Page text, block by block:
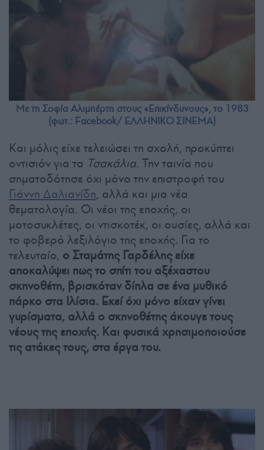
Με τη Σοφία Αλιμπέρτη στους «Επικίνδυνους», το 1983
(φωτ.: Facebook/ ΕΛΛΗΝΙΚΟ ΣΙΝΕΜΑ)
Και μόλις είχε τελειώσει τη σχολή, προκύπτει
οντισιόν για τα Τσακάλια. Την ταινία που
σηματοδότησε όχι μόνο την επιστροφή του
Γιάννη Δαλιανίδη, αλλά και μια νέα
θεματολογία. Οι νέοι της εποχής, οι
μοτοσυκλέτες, οι ντισκοτέκ, οι ουσίες, αλλά και
το φοβερό λεξιλόγιο της εποχής. Για το
τελευταίο, ο Σταμάτης Γαρδέλης είχε
αποκαλύψει πως το σπίτι του αξέχαστου
σκηνοθέτη, βρισκόταν δίπλα σε ένα μυθικό
πάρκο στα Ιλίσια. Εκεί όχι μόνο είχαν γίνει
γυρίσματα, αλλά ο σκηνοθέτης άκουγε τους
νέους της εποχής. Και φυσικά χρησιμοποιούσε
τις ατάκες τους, στα έργα του.